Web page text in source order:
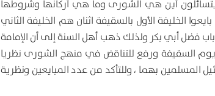
أين هي الشورى وما هي أركانها وشروطها
الخليفة الأول بالسقيفة اثنان هم الخليفة الثاني
فضل أبي بكر ولذلك ذهب أهل السنة إلى أن الإمامة
يوم السقيفة ورفع للتناقض في منهج الشورى نظريا
المسلمين بهما ، وللتأكد من عدد المبايعين ونظرية